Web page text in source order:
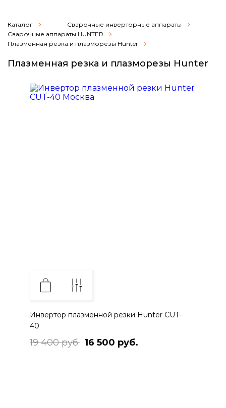
Каталог
Сварочные инверторные аппараты
Сварочные аппараты HUNTER
Плазменная резка и плазморезы Hunter
Плазменная резка и плазморезы Hunter
Инвертор плазменной резки Hunter CUT-
40
19 400 руб. 16 500 руб.